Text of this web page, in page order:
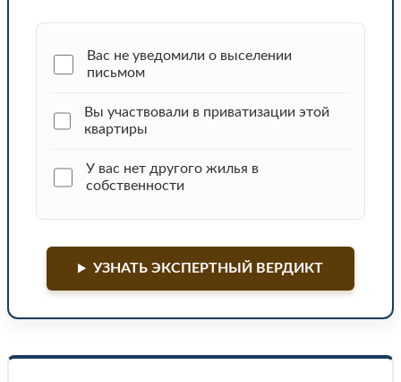
Вас не уведомили о выселении
письмом
Вы участвовали в приватизации этой
квартиры
У вас нет другого жилья в
собственности
УЗНАТЬ ЭКСПЕРТНЫЙ ВЕРДИКТ